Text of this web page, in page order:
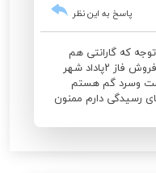
پاسخ به این نظر
که گارانتی هم
داردوخراب شده دفتر خدمات پس از فروش فاز ۲پاداد شهر
وسرد گم هستم
رسیدگی دارم ممنون